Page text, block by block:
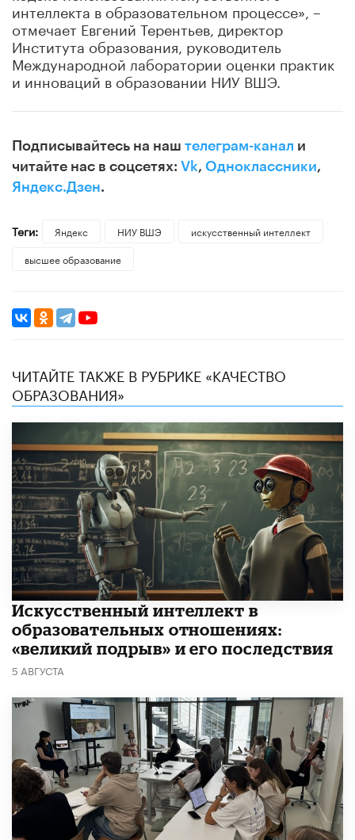
интеллекта в образовательном процессе», –
отмечает Евгений Терентьев, директор
Института образования, руководитель
Международной лаборатории оценки практик
и инноваций в образовании НИУ ВШЭ.
Подписывайтесь на наш телеграм-канал и
читайте нас в соцсетях: Vk, Одноклассники,
Яндекс.Дзен.
Теги: Яндекс НИУ ВШЭ
искусственный интеллект
высшее образование
ЧИТАЙТЕ ТАКЖЕ В РУБРИКЕ «КАЧЕСТВО
ОБРАЗОВАНИЯ»
​Искусственный интеллект в
образовательных отношениях:
«великий подрыв» и его последствия
5 АВГУСТА